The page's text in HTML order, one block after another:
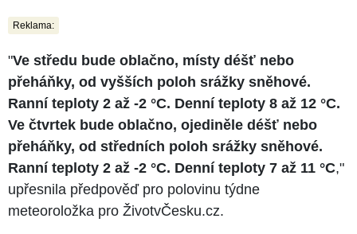
Reklama:
"Ve středu bude oblačno, místy déšť nebo
přeháňky, od vyšších poloh srážky sněhové.
Ranní teploty 2 až -2 °C. Denní teploty 8 až 12 °C.
Ve čtvrtek bude oblačno, ojediněle déšť nebo
přeháňky, od středních poloh srážky sněhové.
Ranní teploty 2 až -2 °C. Denní teploty 7 až 11 °C,"
upřesnila předpověď pro polovinu týdne
meteoroložka pro ŽivotvČesku.cz.